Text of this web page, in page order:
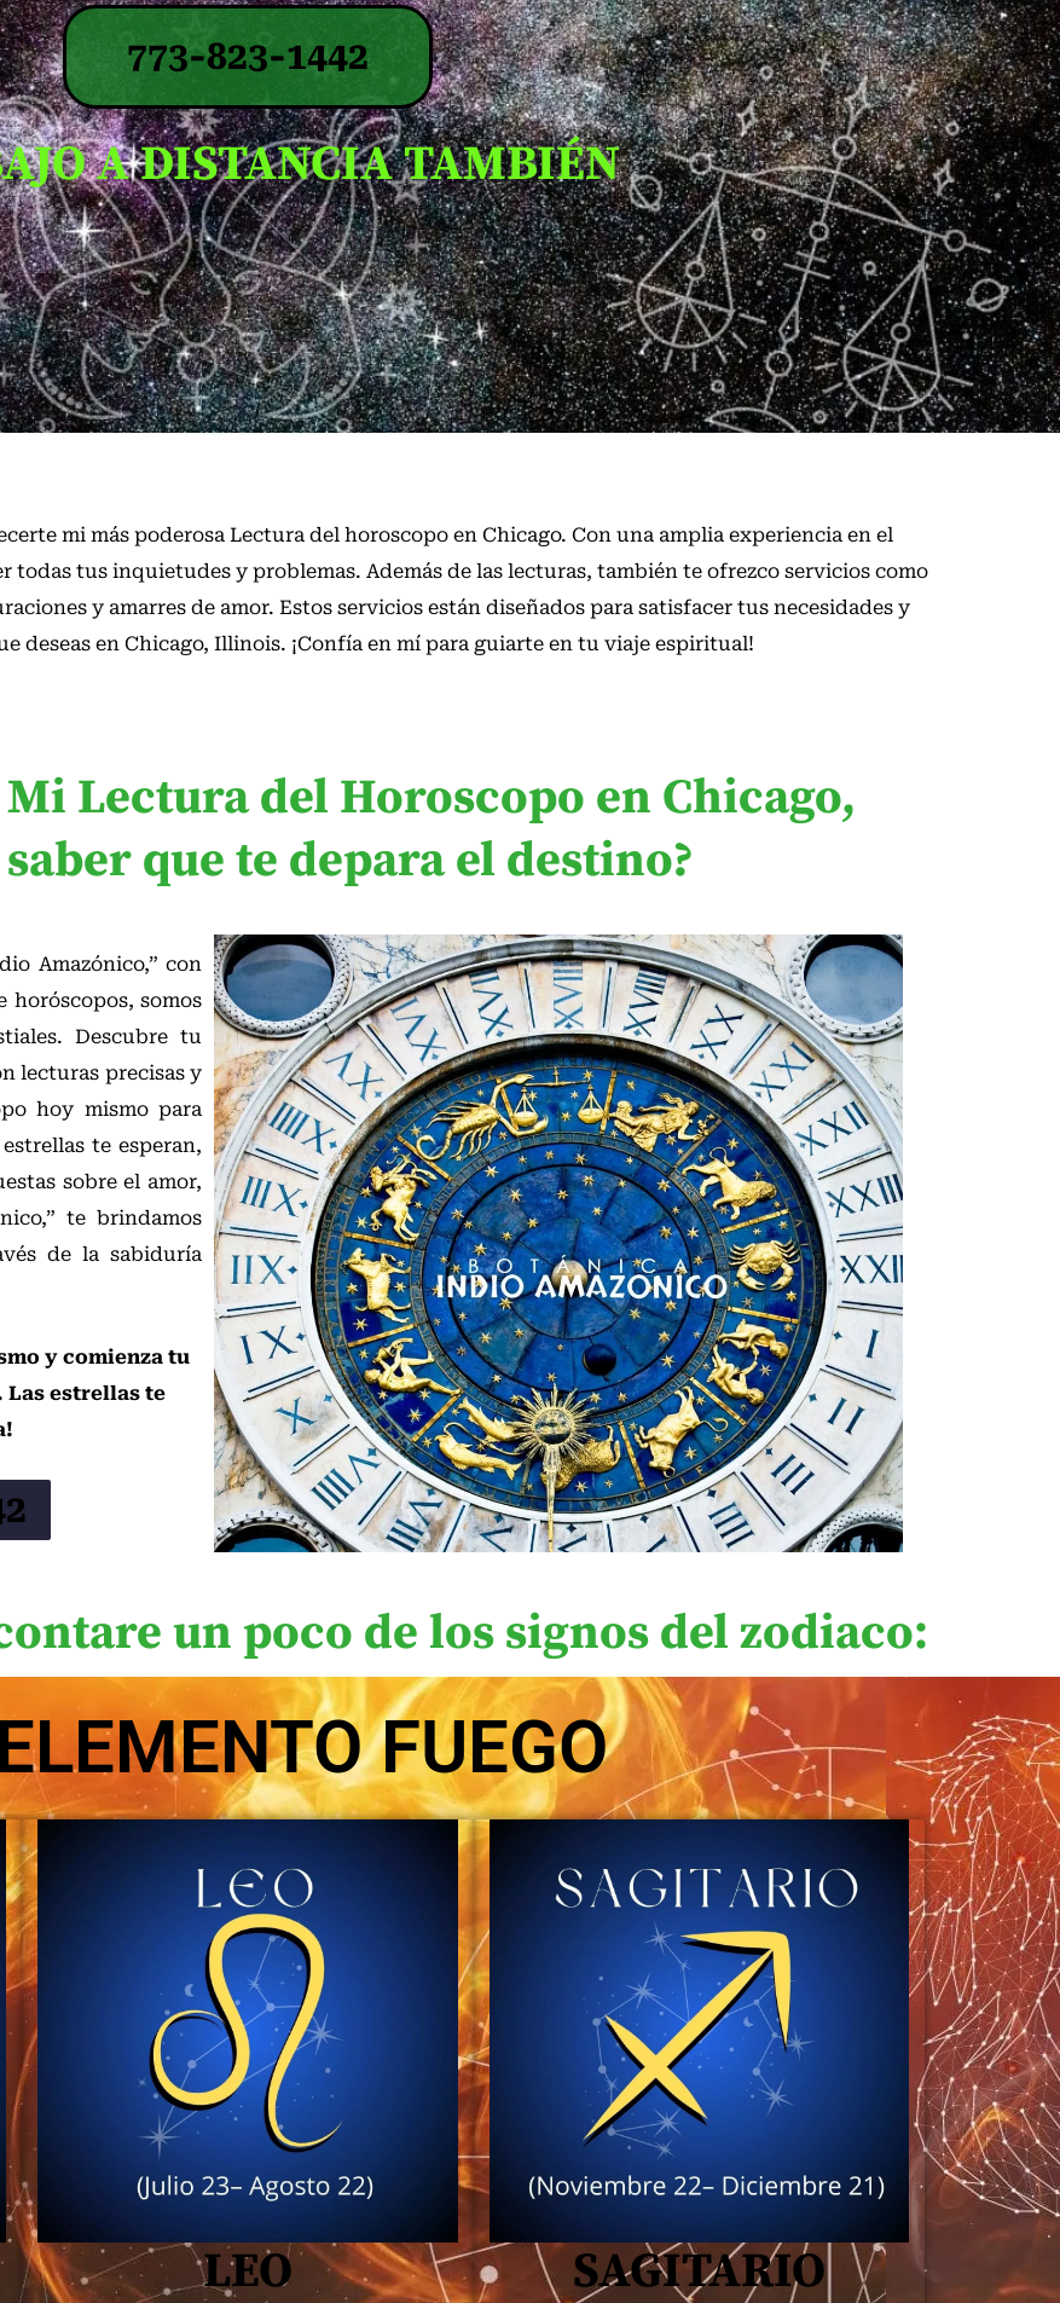
773-823-1442
A DISTANCIA TAMBIÉN
mi más poderosa Lectura del horoscopo en Chicago. Con una amplia experiencia en el
todas tus inquietudes y problemas. Además de las lecturas, también te ofrezco servicios como
y amarres de amor. Estos servicios están diseñados para satisfacer tus necesidades y
deseas en Chicago, Illinois. ¡Confía en mí para guiarte en tu viaje espiritual!
Lectura del Horoscopo en Chicago,
que te depara el destino?
Amazónico,” con
horóscopos, somos
Descubre tu
lecturas precisas y
hoy mismo para
te esperan,
sobre el amor,
te brindamos
de la sabiduría
y comienza tu
Las estrellas te
un poco de los signos del zodiaco:
FUEGO
LEO SAGITARIO